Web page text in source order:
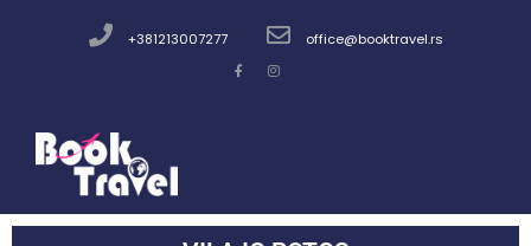
+381213007277 office@booktravel.rs